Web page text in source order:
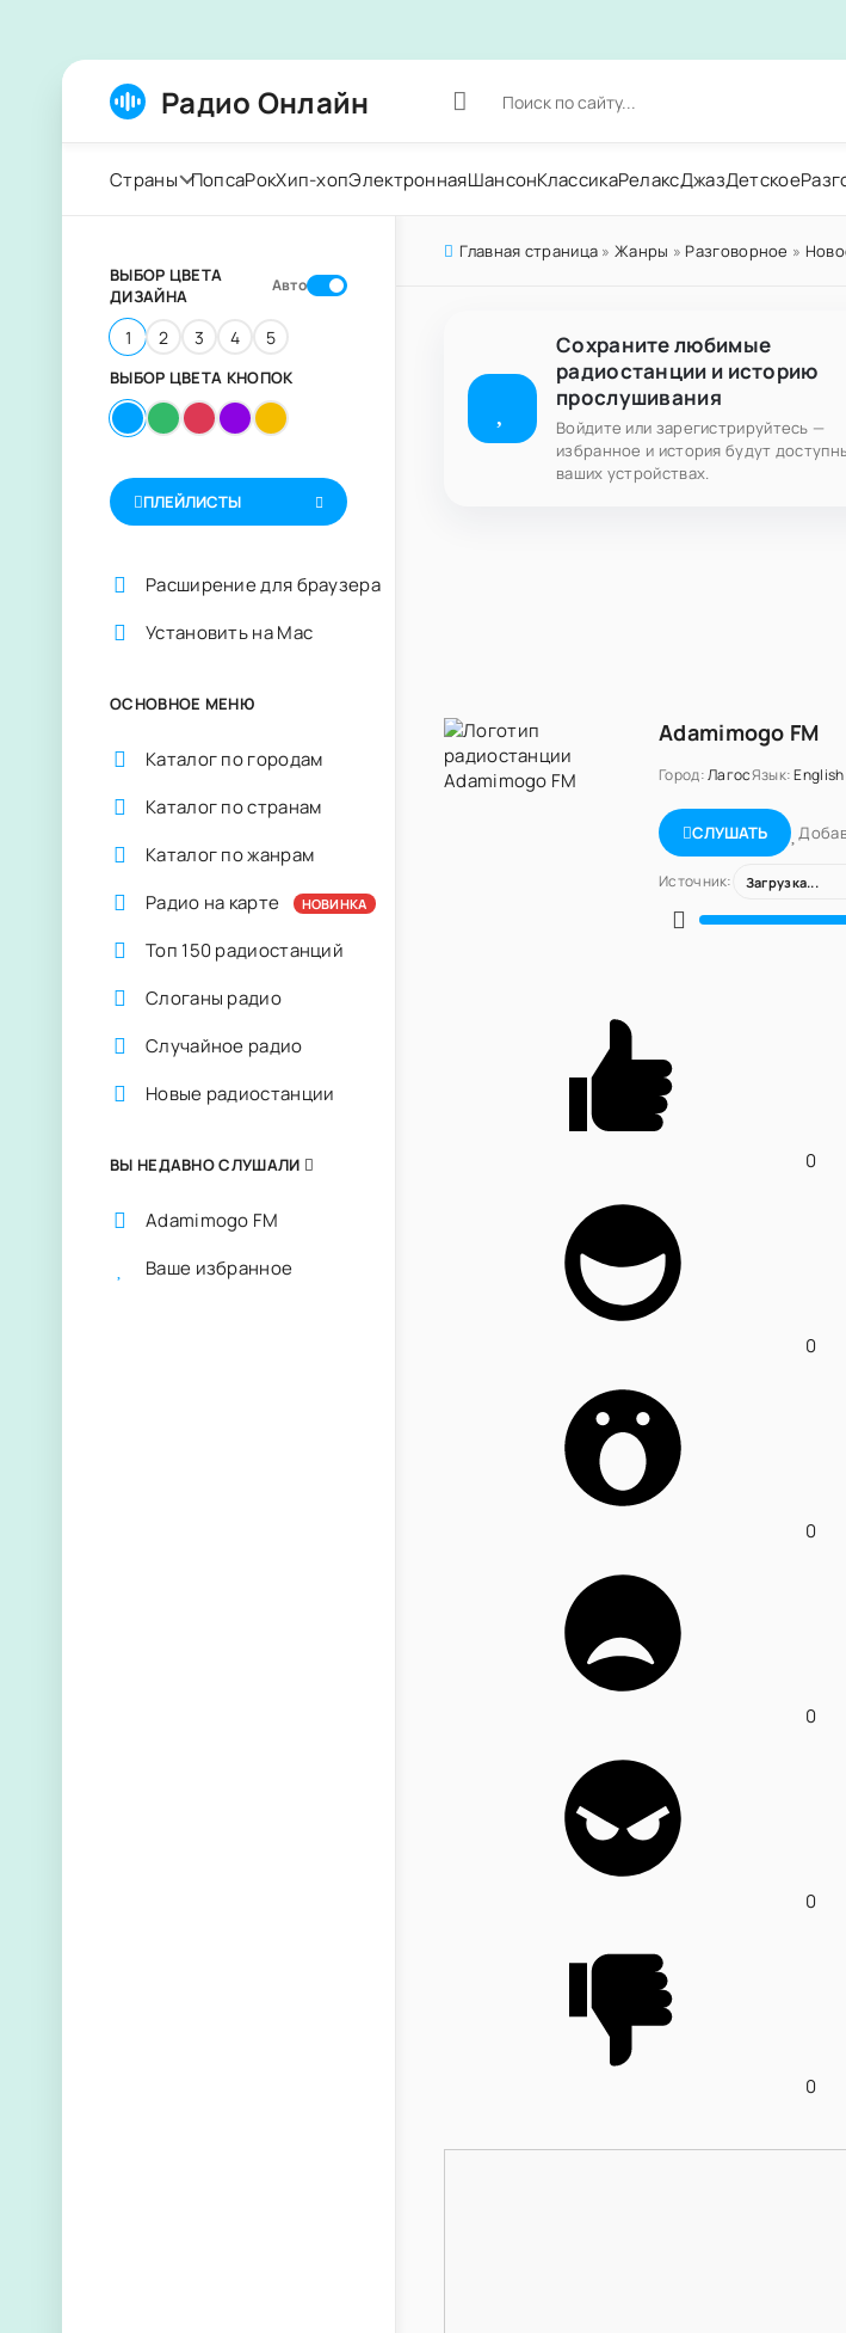
Радио Онлайн
Страны ПопсаРокХип-хопЭлектроннаяШансонКлассикаРелаксДжазДетское
Главная страница »Жанры » Разговорное »
Сохраните любимые
радиостанции и историю
прослушивания
Войдите или зарегистрируйтесь —
избранное и история будут
ваших устройствах.
Adamimogo FM
Город:ЛагосЯзык: English
СЛУШАТЬ
Источник: Загрузка...
0
0
0
0
0
0
ВЫБОР ЦВЕТА
ДИЗАЙНА
Авто
1 2 3 4 5
ВЫБОР ЦВЕТА КНОПОК
ПЛЕЙЛИСТЫ
Расширение для браузера
Установить на Mac
ОСНОВНОЕ МЕНЮ
Каталог по городам
Каталог по странам
Каталог по жанрам
Радио на карте
НОВИНКА
Топ 150 радиостанций
Слоганы радио
Случайное радио
Новые радиостанции
ВЫ НЕДАВНО СЛУШАЛИ
Adamimogo FM
Ваше избранное